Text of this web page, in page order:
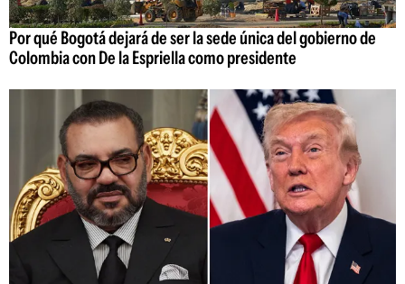
Por qué Bogotá dejará de ser la sede única del gobierno de
Colombia con De la Espriella como presidente